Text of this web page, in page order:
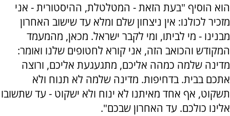
הוא הוסיף "בעת הזאת - המטלטלת, ההיסטורית - אני
מזכיר לכולנו: אין ניצחון שלם ומלא עד שישוב האחרון
מבנינו - מי לביתו, ומי לקבר ישראל. מכאן, מהמעמד
המקודש והכואב הזה, אני קורא לחטופים שלנו ואומר:
מדינה שלמה כמהה אליכם, מתגעגעת אליכם, ורוצה
אתכם בבית. בדחיפות. מדינה שלמה לא תנוח ולא
תשקוט, אף אחד מאיתנו לא ינוח ולא ישקוט - עד שתשובו
אלינו כולכם. עד האחרון שבכם".